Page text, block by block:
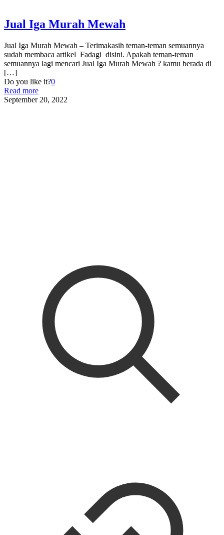
Jual Iga Murah Mewah
Jual Iga Murah Mewah – Terimakasih teman-teman semuannya
sudah membaca artikel Fadagi disini. Apakah teman-teman
semuannya lagi mencari Jual Iga Murah Mewah ? kamu berada di
[…]
Do you like it?0
Read more
September 20, 2022